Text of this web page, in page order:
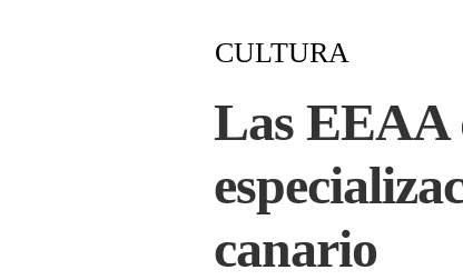
CULTURA
Las EEAA
canario